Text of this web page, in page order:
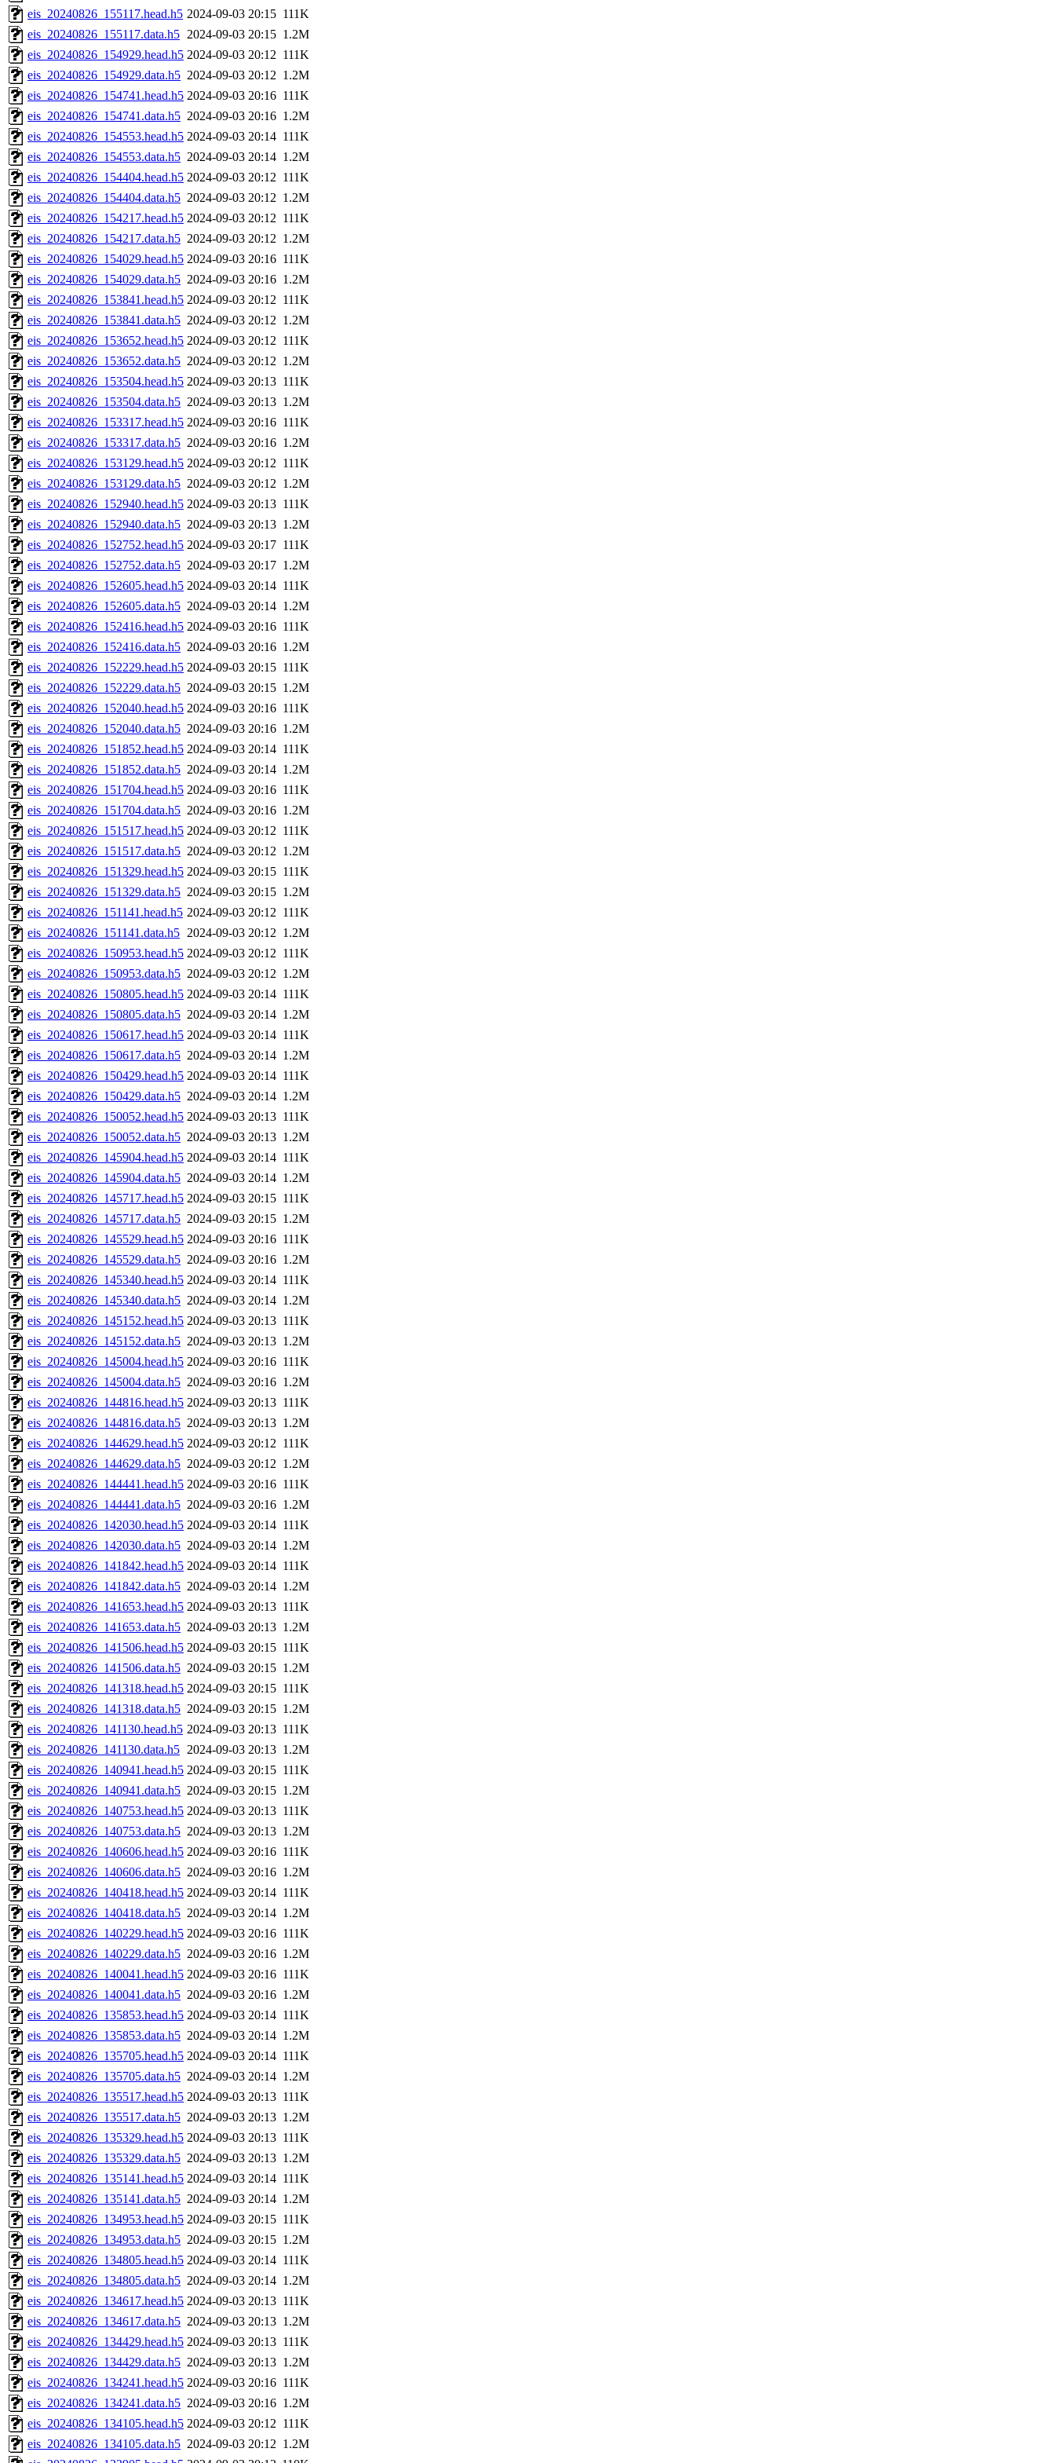
eis_20240826_155117.head.h5 2024-09-03 20:15 111K
eis_20240826_155117.data.h5 2024-09-03 20:15 1.2M
eis_20240826_154929.head.h5 2024-09-03 20:12 111K
eis_20240826_154929.data.h5 2024-09-03 20:12 1.2M
eis_20240826_154741.head.h5 2024-09-03 20:16 111K
eis_20240826_154741.data.h5 2024-09-03 20:16 1.2M
eis_20240826_154553.head.h5 2024-09-03 20:14 111K
eis_20240826_154553.data.h5 2024-09-03 20:14 1.2M
eis_20240826_154404.head.h5 2024-09-03 20:12 111K
eis_20240826_154404.data.h5 2024-09-03 20:12 1.2M
eis_20240826_154217.head.h5 2024-09-03 20:12 111K
eis_20240826_154217.data.h5 2024-09-03 20:12 1.2M
eis_20240826_154029.head.h5 2024-09-03 20:16 111K
eis_20240826_154029.data.h5 2024-09-03 20:16 1.2M
eis_20240826_153841.head.h5 2024-09-03 20:12 111K
eis_20240826_153841.data.h5 2024-09-03 20:12 1.2M
eis_20240826_153652.head.h5 2024-09-03 20:12 111K
eis_20240826_153652.data.h5 2024-09-03 20:12 1.2M
eis_20240826_153504.head.h5 2024-09-03 20:13 111K
eis_20240826_153504.data.h5 2024-09-03 20:13 1.2M
eis_20240826_153317.head.h5 2024-09-03 20:16 111K
eis_20240826_153317.data.h5 2024-09-03 20:16 1.2M
eis_20240826_153129.head.h5 2024-09-03 20:12 111K
eis_20240826_153129.data.h5 2024-09-03 20:12 1.2M
eis_20240826_152940.head.h5 2024-09-03 20:13 111K
eis_20240826_152940.data.h5 2024-09-03 20:13 1.2M
eis_20240826_152752.head.h5 2024-09-03 20:17 111K
eis_20240826_152752.data.h5 2024-09-03 20:17 1.2M
eis_20240826_152605.head.h5 2024-09-03 20:14 111K
eis_20240826_152605.data.h5 2024-09-03 20:14 1.2M
eis_20240826_152416.head.h5 2024-09-03 20:16 111K
eis_20240826_152416.data.h5 2024-09-03 20:16 1.2M
eis_20240826_152229.head.h5 2024-09-03 20:15 111K
eis_20240826_152229.data.h5 2024-09-03 20:15 1.2M
eis_20240826_152040.head.h5 2024-09-03 20:16 111K
eis_20240826_152040.data.h5 2024-09-03 20:16 1.2M
eis_20240826_151852.head.h5 2024-09-03 20:14 111K
eis_20240826_151852.data.h5 2024-09-03 20:14 1.2M
eis_20240826_151704.head.h5 2024-09-03 20:16 111K
eis_20240826_151704.data.h5 2024-09-03 20:16 1.2M
eis_20240826_151517.head.h5 2024-09-03 20:12 111K
eis_20240826_151517.data.h5 2024-09-03 20:12 1.2M
eis_20240826_151329.head.h5 2024-09-03 20:15 111K
eis_20240826_151329.data.h5 2024-09-03 20:15 1.2M
eis_20240826_151141.head.h5 2024-09-03 20:12 111K
eis_20240826_151141.data.h5 2024-09-03 20:12 1.2M
eis_20240826_150953.head.h5 2024-09-03 20:12 111K
eis_20240826_150953.data.h5 2024-09-03 20:12 1.2M
eis_20240826_150805.head.h5 2024-09-03 20:14 111K
eis_20240826_150805.data.h5 2024-09-03 20:14 1.2M
eis_20240826_150617.head.h5 2024-09-03 20:14 111K
eis_20240826_150617.data.h5 2024-09-03 20:14 1.2M
eis_20240826_150429.head.h5 2024-09-03 20:14 111K
eis_20240826_150429.data.h5 2024-09-03 20:14 1.2M
eis_20240826_150052.head.h5 2024-09-03 20:13 111K
eis_20240826_150052.data.h5 2024-09-03 20:13 1.2M
eis_20240826_145904.head.h5 2024-09-03 20:14 111K
eis_20240826_145904.data.h5 2024-09-03 20:14 1.2M
eis_20240826_145717.head.h5 2024-09-03 20:15 111K
eis_20240826_145717.data.h5 2024-09-03 20:15 1.2M
eis_20240826_145529.head.h5 2024-09-03 20:16 111K
eis_20240826_145529.data.h5 2024-09-03 20:16 1.2M
eis_20240826_145340.head.h5 2024-09-03 20:14 111K
eis_20240826_145340.data.h5 2024-09-03 20:14 1.2M
eis_20240826_145152.head.h5 2024-09-03 20:13 111K
eis_20240826_145152.data.h5 2024-09-03 20:13 1.2M
eis_20240826_145004.head.h5 2024-09-03 20:16 111K
eis_20240826_145004.data.h5 2024-09-03 20:16 1.2M
eis_20240826_144816.head.h5 2024-09-03 20:13 111K
eis_20240826_144816.data.h5 2024-09-03 20:13 1.2M
eis_20240826_144629.head.h5 2024-09-03 20:12 111K
eis_20240826_144629.data.h5 2024-09-03 20:12 1.2M
eis_20240826_144441.head.h5 2024-09-03 20:16 111K
eis_20240826_144441.data.h5 2024-09-03 20:16 1.2M
eis_20240826_142030.head.h5 2024-09-03 20:14 111K
eis_20240826_142030.data.h5 2024-09-03 20:14 1.2M
eis_20240826_141842.head.h5 2024-09-03 20:14 111K
eis_20240826_141842.data.h5 2024-09-03 20:14 1.2M
eis_20240826_141653.head.h5 2024-09-03 20:13 111K
eis_20240826_141653.data.h5 2024-09-03 20:13 1.2M
eis_20240826_141506.head.h5 2024-09-03 20:15 111K
eis_20240826_141506.data.h5 2024-09-03 20:15 1.2M
eis_20240826_141318.head.h5 2024-09-03 20:15 111K
eis_20240826_141318.data.h5 2024-09-03 20:15 1.2M
eis_20240826_141130.head.h5 2024-09-03 20:13 111K
eis_20240826_141130.data.h5 2024-09-03 20:13 1.2M
eis_20240826_140941.head.h5 2024-09-03 20:15 111K
eis_20240826_140941.data.h5 2024-09-03 20:15 1.2M
eis_20240826_140753.head.h5 2024-09-03 20:13 111K
eis_20240826_140753.data.h5 2024-09-03 20:13 1.2M
eis_20240826_140606.head.h5 2024-09-03 20:16 111K
eis_20240826_140606.data.h5 2024-09-03 20:16 1.2M
eis_20240826_140418.head.h5 2024-09-03 20:14 111K
eis_20240826_140418.data.h5 2024-09-03 20:14 1.2M
eis_20240826_140229.head.h5 2024-09-03 20:16 111K
eis_20240826_140229.data.h5 2024-09-03 20:16 1.2M
eis_20240826_140041.head.h5 2024-09-03 20:16 111K
eis_20240826_140041.data.h5 2024-09-03 20:16 1.2M
eis_20240826_135853.head.h5 2024-09-03 20:14 111K
eis_20240826_135853.data.h5 2024-09-03 20:14 1.2M
eis_20240826_135705.head.h5 2024-09-03 20:14 111K
eis_20240826_135705.data.h5 2024-09-03 20:14 1.2M
eis_20240826_135517.head.h5 2024-09-03 20:13 111K
eis_20240826_135517.data.h5 2024-09-03 20:13 1.2M
eis_20240826_135329.head.h5 2024-09-03 20:13 111K
eis_20240826_135329.data.h5 2024-09-03 20:13 1.2M
eis_20240826_135141.head.h5 2024-09-03 20:14 111K
eis_20240826_135141.data.h5 2024-09-03 20:14 1.2M
eis_20240826_134953.head.h5 2024-09-03 20:15 111K
eis_20240826_134953.data.h5 2024-09-03 20:15 1.2M
eis_20240826_134805.head.h5 2024-09-03 20:14 111K
eis_20240826_134805.data.h5 2024-09-03 20:14 1.2M
eis_20240826_134617.head.h5 2024-09-03 20:13 111K
eis_20240826_134617.data.h5 2024-09-03 20:13 1.2M
eis_20240826_134429.head.h5 2024-09-03 20:13 111K
eis_20240826_134429.data.h5 2024-09-03 20:13 1.2M
eis_20240826_134241.head.h5 2024-09-03 20:16 111K
eis_20240826_134241.data.h5 2024-09-03 20:16 1.2M
eis_20240826_134105.head.h5 2024-09-03 20:12 111K
eis_20240826_134105.data.h5 2024-09-03 20:12 1.2M